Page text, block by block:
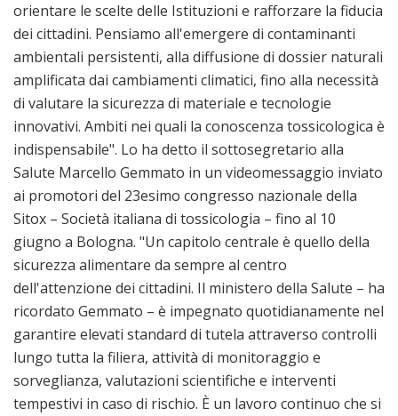
orientare le scelte delle Istituzioni e rafforzare la fiducia
dei cittadini. Pensiamo all'emergere di contaminanti
ambientali persistenti, alla diffusione di dossier naturali
amplificata dai cambiamenti climatici, fino alla necessità
di valutare la sicurezza di materiale e tecnologie
innovativi. Ambiti nei quali la conoscenza tossicologica è
indispensabile". Lo ha detto il sottosegretario alla
Salute Marcello Gemmato in un videomessaggio inviato
ai promotori del 23esimo congresso nazionale della
Sitox – Società italiana di tossicologia – fino al 10
giugno a Bologna. "Un capitolo centrale è quello della
sicurezza alimentare da sempre al centro
dell'attenzione dei cittadini. Il ministero della Salute – ha
ricordato Gemmato – è impegnato quotidianamente nel
garantire elevati standard di tutela attraverso controlli
lungo tutta la filiera, attività di monitoraggio e
sorveglianza, valutazioni scientifiche e interventi
tempestivi in caso di rischio. È un lavoro continuo che si